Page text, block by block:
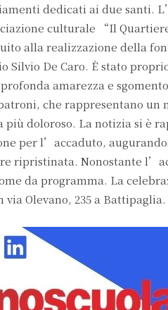
dedicati ai due santi.
culturale “Il
alla realizzazione della
Silvio De Caro. È stato
amarezza e
che rappresentano un
doloroso. La notizia si è
per l’accaduto,
ripristinata. Nonostante
da programma. La
Olevano, 235 a Battipaglia.